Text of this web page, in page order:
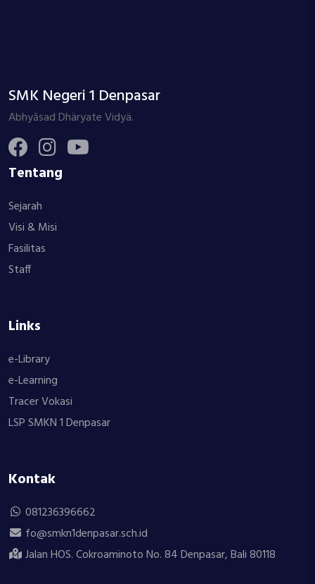
SMK Negeri 1 Denpasar
Abhyāsad Dhäryate Vidyä.
Tentang
Sejarah
Visi & Misi
Fasilitas
Staff
Links
e-Library
e-Learning
Tracer Vokasi
LSP SMKN 1 Denpasar
Kontak
081236396662
fo@smkn1denpasar.sch.id
Jalan HOS. Cokroaminoto No. 84 Denpasar, Bali 80118